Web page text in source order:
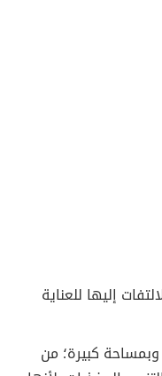
إليها للعناية
وبمساحة كبيرة؛ من